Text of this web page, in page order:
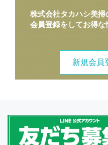
株式会社タカハシ美
会員登録をしてお得
新規会員